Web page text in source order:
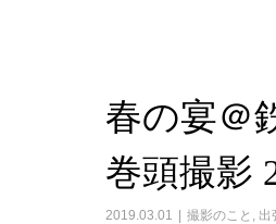
春の宴＠
巻頭撮影
2019.03.01 撮影のこと 出